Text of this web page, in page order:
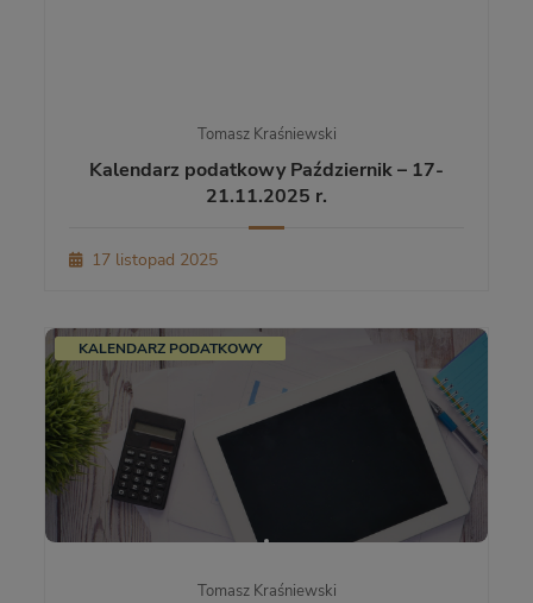
Tomasz Kraśniewski
Kalendarz podatkowy Październik – 17-
21.11.2025 r.
17 listopad 2025
KALENDARZ PODATKOWY
Tomasz Kraśniewski